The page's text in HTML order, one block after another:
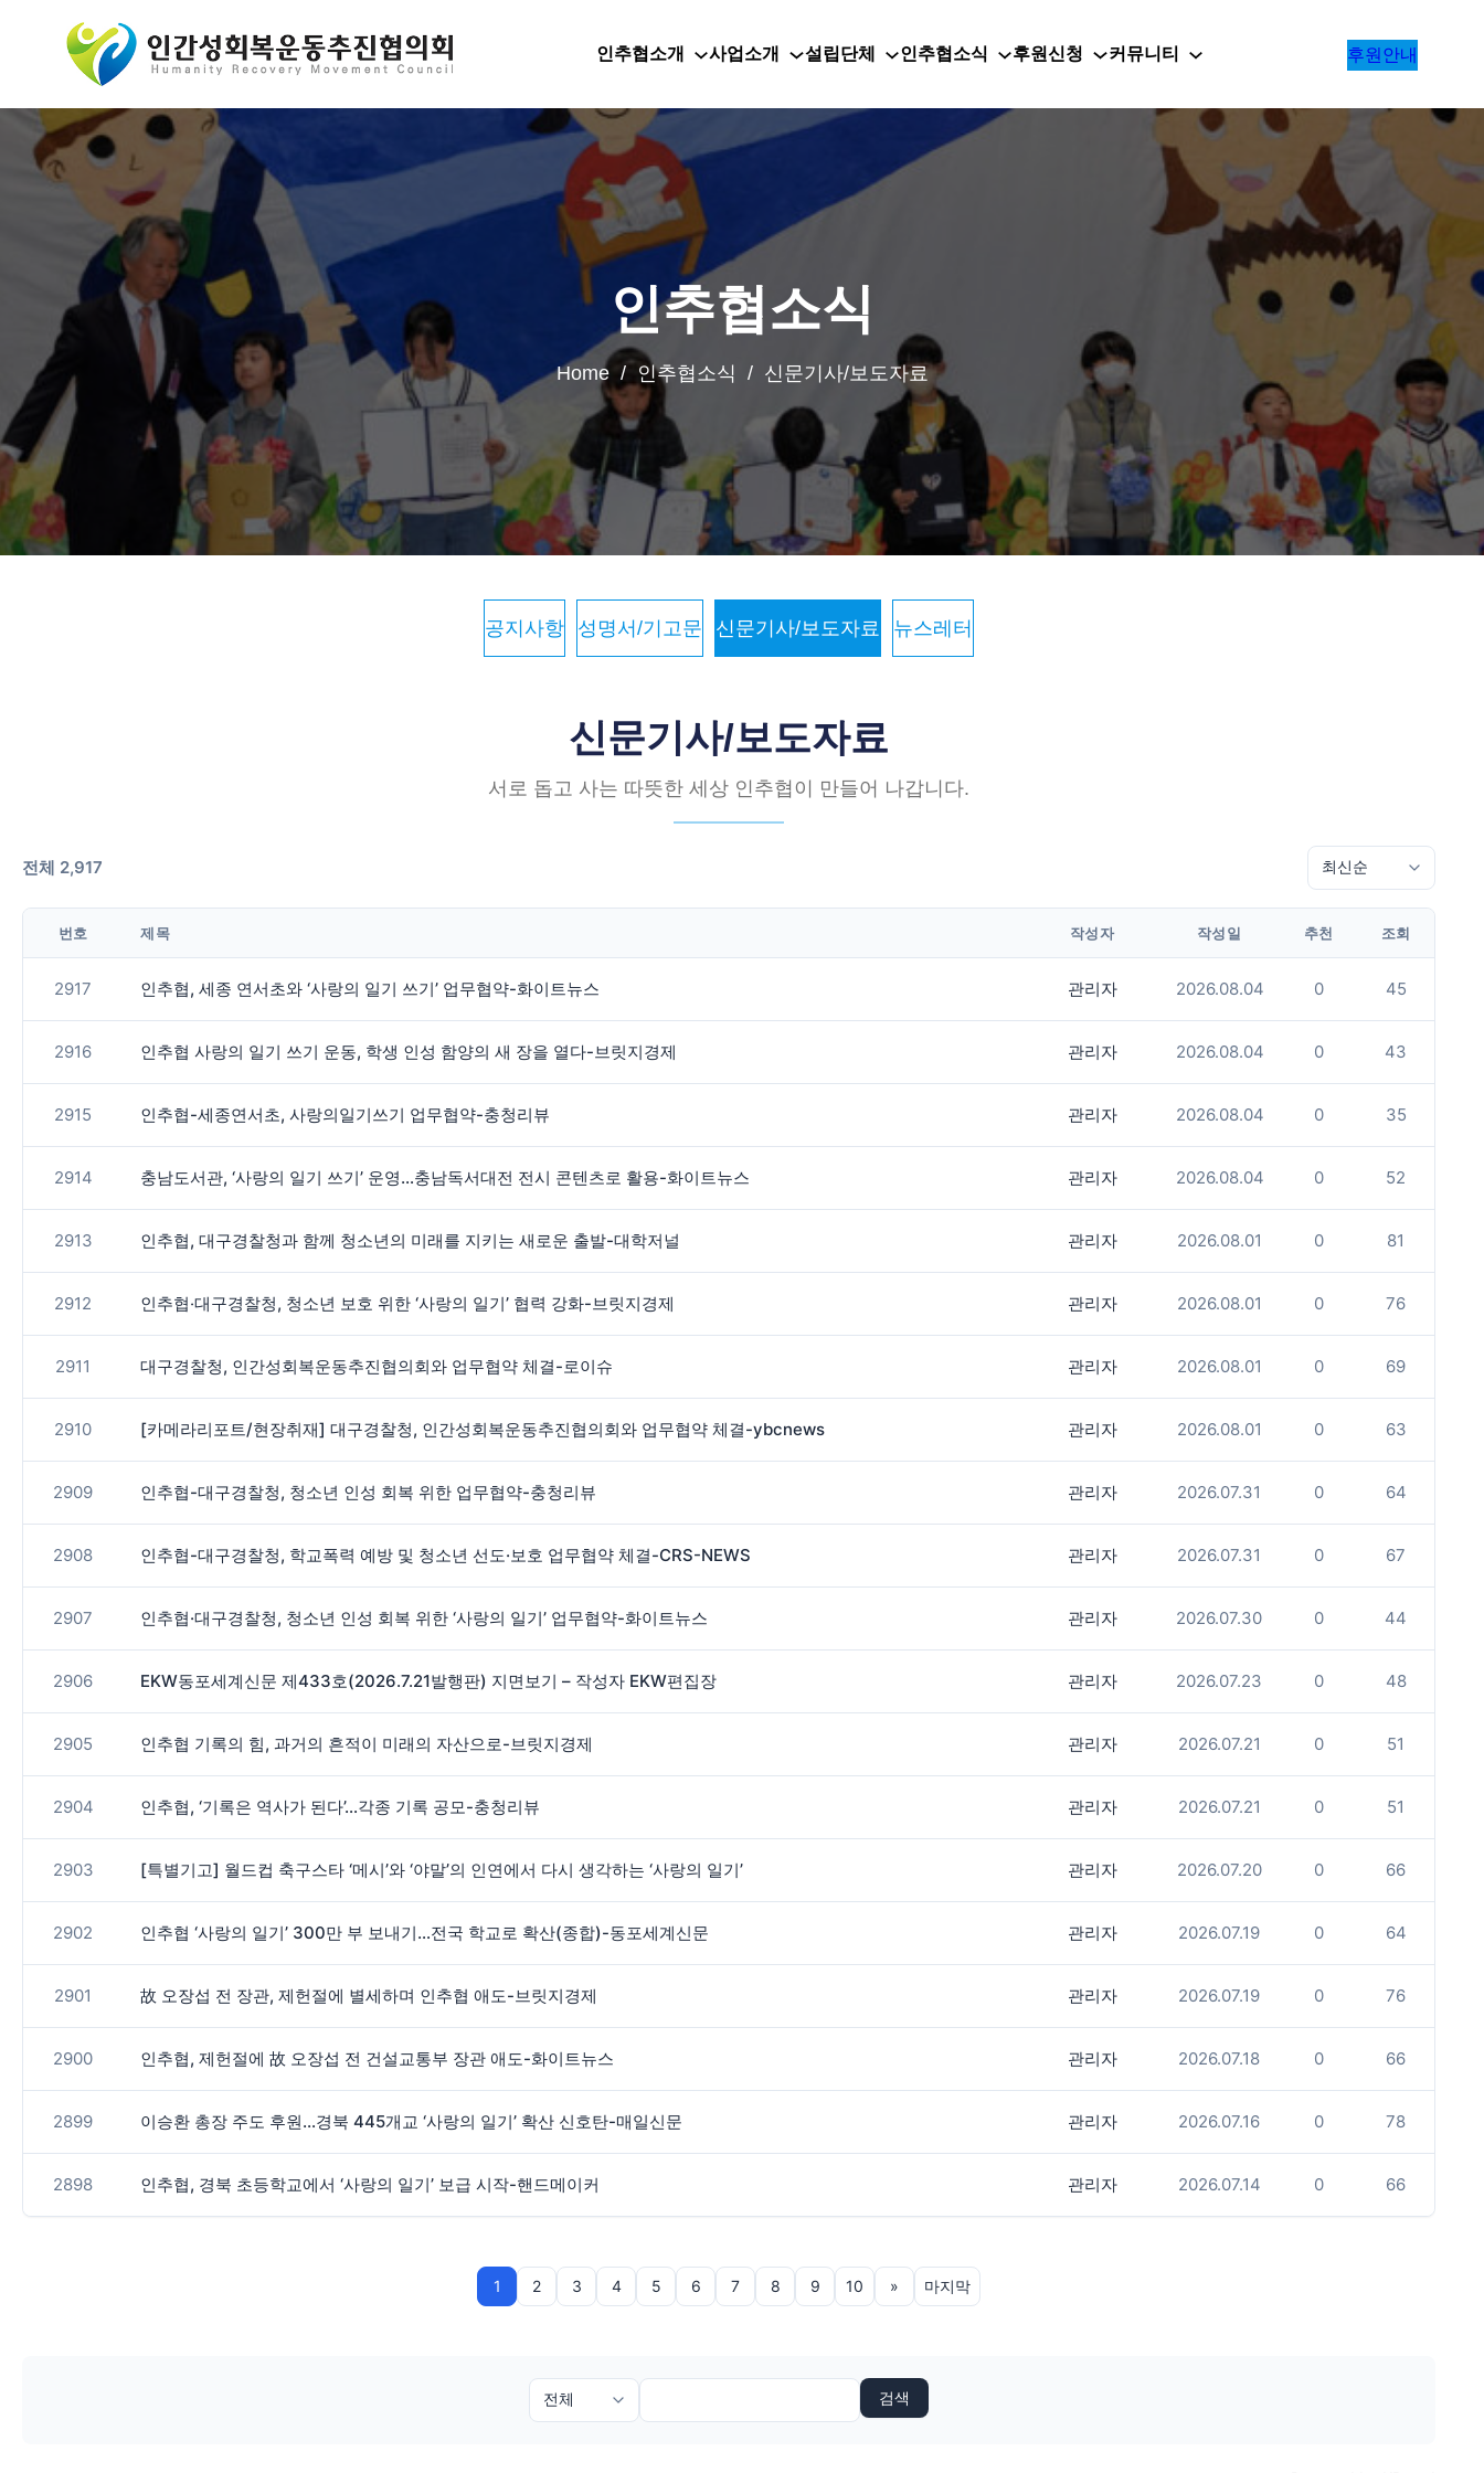
로
인추협소개 사업소개 설립단체 인추협소식 후원신청 커뮤니티 후원안내
인추협소식
Home / 인추협소식 / 신문기사/보도자료
공지사항 성명서/기고문 신문기사/보도자료 뉴스레터
신문기사/보도자료
서로 돕고 사는 따뜻한 세상 인추협이 만들어 나갑니다.
전체 2,917
번호 제목 작성자 작성일 추천 조회
2917 인추협, 세종 연서초와 ‘사랑의 일기 쓰기’ 업무협약-화이트뉴스 관리자 2026.08.04 0 45
2916 인추협 사랑의 일기 쓰기 운동, 학생 인성 함양의 새 장을 열다-브릿지경제 관리자 2026.08.04 0 43
2915 인추협-세종연서초, 사랑의일기쓰기 업무협약-충청리뷰 관리자 2026.08.04 0 35
2914 충남도서관, ‘사랑의 일기 쓰기’ 운영…충남독서대전 전시 콘텐츠로 활용-화이트뉴스 관리자 2026.08.04 0 52
2913 인추협, 대구경찰청과 함께 청소년의 미래를 지키는 새로운 출발-대학저널 관리자 2026.08.01 0 81
2912 인추협‧대구경찰청, 청소년 보호 위한 ‘사랑의 일기’ 협력 강화-브릿지경제 관리자 2026.08.01 0 76
2911 대구경찰청, 인간성회복운동추진협의회와 업무협약 체결-로이슈 관리자 2026.08.01 0 69
2910 [카메라리포트/현장취재] 대구경찰청, 인간성회복운동추진협의회와 업무협약 체결-ybcnews 관리자 2026.08.01 0 63
2909 인추협-대구경찰청, 청소년 인성 회복 위한 업무협약-충청리뷰 관리자 2026.07.31 0 64
2908 인추협-대구경찰청, 학교폭력 예방 및 청소년 선도·보호 업무협약 체결-CRS-NEWS 관리자 2026.07.31 0 67
2907 인추협·대구경찰청, 청소년 인성 회복 위한 ‘사랑의 일기’ 업무협약-화이트뉴스 관리자 2026.07.30 0 44
2906 EKW동포세계신문 제433호(2026.7.21발행판) 지면보기 – 작성자 EKW편집장 관리자 2026.07.23 0 48
2905 인추협 기록의 힘, 과거의 흔적이 미래의 자산으로-브릿지경제 관리자 2026.07.21 0 51
2904 인추협, ‘기록은 역사가 된다’…각종 기록 공모-충청리뷰 관리자 2026.07.21 0 51
2903 [특별기고] 월드컵 축구스타 ‘메시’와 ‘야말’의 인연에서 다시 생각하는 ‘사랑의 일기’ 관리자 2026.07.20 0 66
2902 인추협 ‘사랑의 일기’ 300만 부 보내기…전국 학교로 확산(종합)-동포세계신문 관리자 2026.07.19 0 64
2901 故 오장섭 전 장관, 제헌절에 별세하며 인추협 애도-브릿지경제 관리자 2026.07.19 0 76
2900 인추협, 제헌절에 故 오장섭 전 건설교통부 장관 애도-화이트뉴스 관리자 2026.07.18 0 66
2899 이승환 총장 주도 후원…경북 445개교 ‘사랑의 일기’ 확산 신호탄-매일신문 관리자 2026.07.16 0 78
2898 인추협, 경북 초등학교에서 ‘사랑의 일기’ 보급 시작-핸드메이커 관리자 2026.07.14 0 66
1 2 3 4 5 6 7 8 9 10 » 마지막
검색